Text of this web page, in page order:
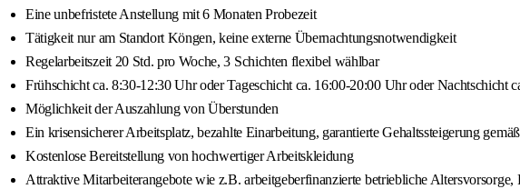
Eine unbefristete Anstellung mit 6 Monaten Probezeit
Tätigkeit nur am Standort Köngen, keine externe Übernachtungsnotwendigkeit
Regelarbeitszeit 20 Std. pro Woche, 3 Schichten flexibel wählbar
Frühschicht ca. 8:30-12:30 Uhr oder Tageschicht ca. 16:00-20:00 Uhr oder Nachtschicht
Möglichkeit der Auszahlung von Überstunden
Ein krisensicherer Arbeitsplatz, bezahlte Einarbeitung, garantierte Gehaltssteigerung
Kostenlose Bereitstellung von hochwertiger Arbeitskleidung
Attraktive Mitarbeiterangebote wie z.B. arbeitgeberfinanzierte betriebliche Altersvorsorge,